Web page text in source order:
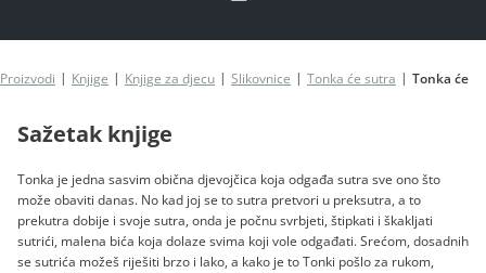
Proizvodi Knjige Knjige za djecu Slikovnice Tonka će sutra Tonka će
Sažetak knjige
Tonka je jedna sasvim obična djevojčica koja odgađa sutra sve ono što
može obaviti danas. No kad joj se to sutra pretvori u preksutra, a to
prekutra dobije i svoje sutra, onda je počnu svrbjeti, štipkati i škakljati
sutrići, malena bića koja dolaze svima koji vole odgađati. Srećom, dosadnih
se sutrića možeš riješiti brzo i lako, a kako je to Tonki pošlo za rukom,